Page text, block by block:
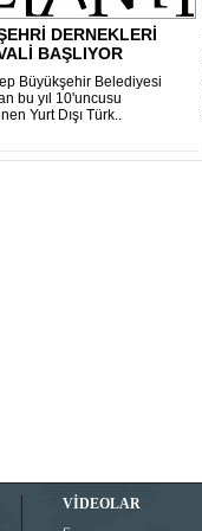
DERNEKLERİ
BAŞLIYOR
Büyükşehir Belediyesi
bu yıl 10'uncusu
Yurt Dışı Türk..
VİDEOLAR